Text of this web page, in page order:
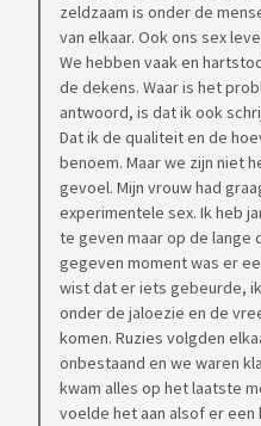
zeldzaam is onder de
van elkaar. Ook ons sex
We hebben vaak en
de dekens. Waar is het
antwoord, is dat ik ook
Dat ik de qualiteit en de
benoem. Maar we zijn niet
gevoel. Mijn vrouw had
experimentele sex. Ik heb
te geven maar op de lange
gegeven moment was er
wist dat er iets gebeurde,
onder de jaloezie en de
komen. Ruzies volgden
onbestaand en we waren
kwam alles op het laatste
voelde het aan alsof er